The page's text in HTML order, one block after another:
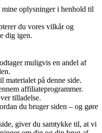
oplysninger i henhold til
du vores vilkår og
dig igen.
muligvis en andel af
på denne side.
affiliateprogrammer.
tilladelse.
du bruger siden – og gøre
giver du samtykke til, at vi